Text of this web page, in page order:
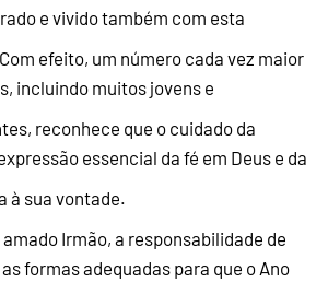
e vivido também com esta
efeito, um número cada vez maior
incluindo muitos jovens e
reconhece que o cuidado da
essencial da fé em Deus e da
à sua vontade.
Irmão, a responsabilidade de
formas adequadas para que o Ano